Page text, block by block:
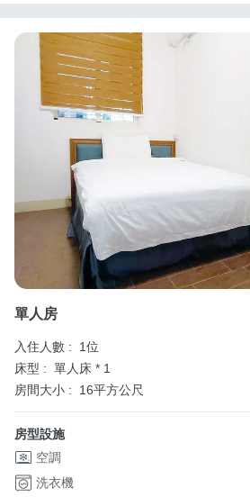
單人房
入住人數 :
1位
床型 : 單人床 * 1
房間大小 :
16平方公尺
房型設施
空調
洗衣機